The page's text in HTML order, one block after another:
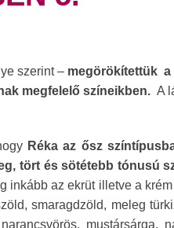
szerint – megörökítettük
megfelelő színeikben. A
Réka az ősz
tört és sötétebb tónusú
inkább az ekrüt illetve a
smaragdzöld, meleg
mustársárga,